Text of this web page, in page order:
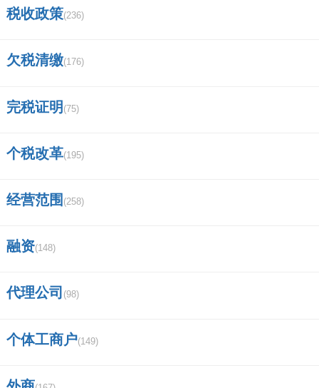
税收政策(236)
欠税清缴(176)
完税证明 (75)
个税改革(195)
经营范围 (258)
融资(148)
代理公司 (98)
个体工商户(149)